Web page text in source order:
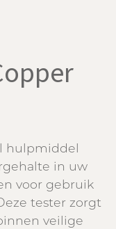
hulpmiddel
in uw
voor gebruik
tester zorgt
veilige